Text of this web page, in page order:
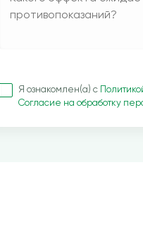
Я ознакомлен(а) с
Согласие на обработку